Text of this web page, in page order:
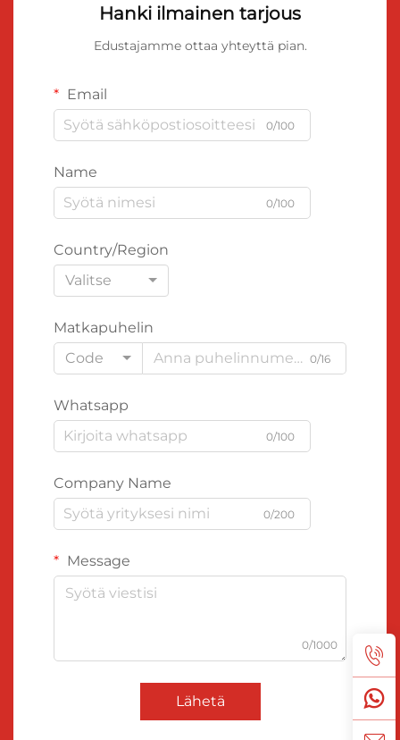
Hanki ilmainen tarjous
Edustajamme ottaa yhteyttä pian.
Email
0/100
Name
0/100
Country/Region
Valitse
Matkapuhelin
Code
0/16
Whatsapp
0/100
Company Name
0/200
Message
0/1000
Lähetä